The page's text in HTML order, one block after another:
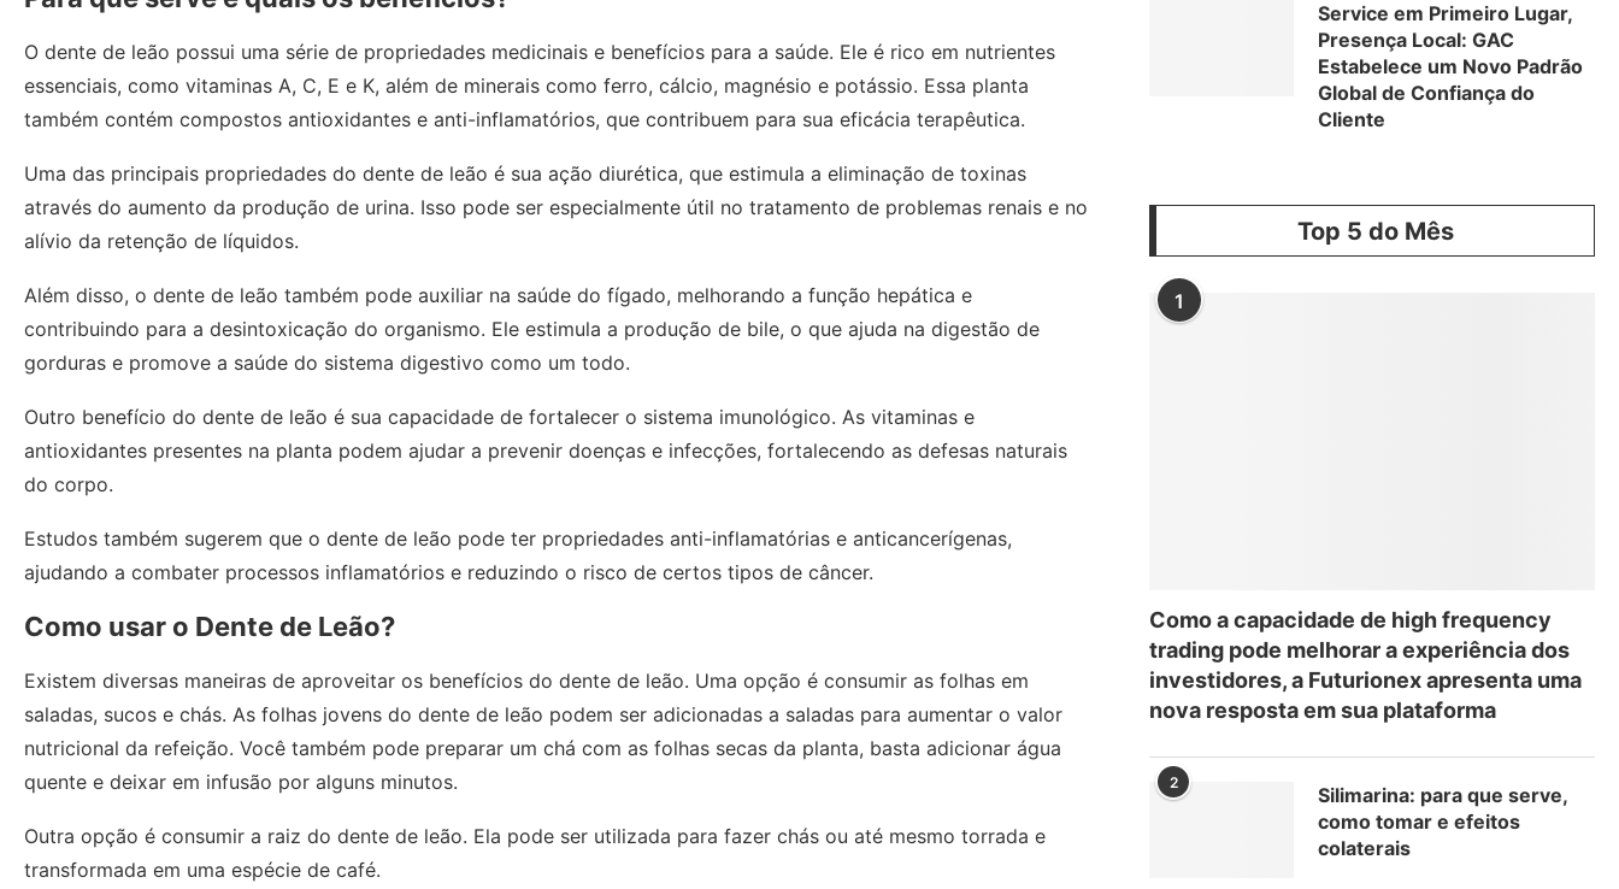
O dente de leão possui uma série de propriedades medicinais e benefícios para a saúde. Ele é rico em nutrientes
essenciais, como vitaminas A, C, E e K, além de minerais como ferro, cálcio, magnésio e potássio. Essa planta
também contém compostos antioxidantes e anti-inflamatórios, que contribuem para sua eficácia terapêutica.
Uma das principais propriedades do dente de leão é sua ação diurética, que estimula a eliminação de toxinas
através do aumento da produção de urina. Isso pode ser especialmente útil no tratamento de problemas renais e no
alívio da retenção de líquidos.
Além disso, o dente de leão também pode auxiliar na saúde do fígado, melhorando a função hepática e
contribuindo para a desintoxicação do organismo. Ele estimula a produção de bile, o que ajuda na digestão de
gorduras e promove a saúde do sistema digestivo como um todo.
Outro benefício do dente de leão é sua capacidade de fortalecer o sistema imunológico. As vitaminas e
antioxidantes presentes na planta podem ajudar a prevenir doenças e infecções, fortalecendo as defesas naturais
do corpo.
Estudos também sugerem que o dente de leão pode ter propriedades anti-inflamatórias e anticancerígenas,
ajudando a combater processos inflamatórios e reduzindo o risco de certos tipos de câncer.
Como usar o Dente de Leão?
Existem diversas maneiras de aproveitar os benefícios do dente de leão. Uma opção é consumir as folhas em
saladas, sucos e chás. As folhas jovens do dente de leão podem ser adicionadas a saladas para aumentar o valor
nutricional da refeição. Você também pode preparar um chá com as folhas secas da planta, basta adicionar água
quente e deixar em infusão por alguns minutos.
Outra opção é consumir a raiz do dente de leão. Ela pode ser utilizada para fazer chás ou até mesmo torrada e
transformada em uma espécie de café.
Service em Primeiro Lugar,
Presença Local: GAC
Estabelece um Novo Padrão
Global de Confiança do
Cliente
Top 5 do Mês
1
Como a capacidade de high frequency
trading pode melhorar a experiência dos
investidores, a Futurionex apresenta uma
nova resposta em sua plataforma
2
Silimarina: para que serve,
como tomar e efeitos
colaterais